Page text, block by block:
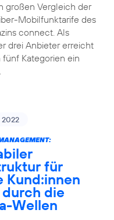
großen Vergleich der
Mobilfunktarife des
connect. Als
drei Anbieter erreicht
Kategorien ein
2022
für
Kund:innen
die
Wellen